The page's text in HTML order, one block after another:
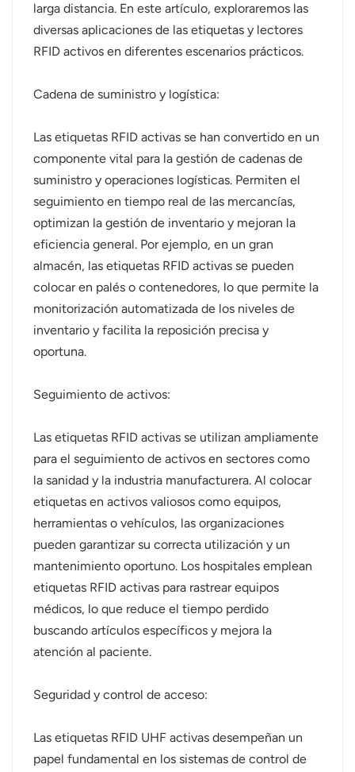
Tiếng Việt
Indonesia
norsk
larga distancia. En este artículo, exploraremos las
diversas aplicaciones de las etiquetas y lectores
RFID activos en diferentes escenarios prácticos.
Cadena de suministro y logística:
Las etiquetas RFID activas se han convertido en un
componente vital para la gestión de cadenas de
suministro y operaciones logísticas. Permiten el
seguimiento en tiempo real de las mercancías,
optimizan la gestión de inventario y mejoran la
eficiencia general. Por ejemplo, en un gran
almacén, las etiquetas RFID activas se pueden
colocar en palés o contenedores, lo que permite la
monitorización automatizada de los niveles de
inventario y facilita la reposición precisa y
oportuna.
Seguimiento de activos:
Las etiquetas RFID activas se utilizan ampliamente
para el seguimiento de activos en sectores como
la sanidad y la industria manufacturera. Al colocar
etiquetas en activos valiosos como equipos,
herramientas o vehículos, las organizaciones
pueden garantizar su correcta utilización y un
mantenimiento oportuno. Los hospitales emplean
etiquetas RFID activas para rastrear equipos
médicos, lo que reduce el tiempo perdido
buscando artículos específicos y mejora la
atención al paciente.
Seguridad y control de acceso:
Las etiquetas RFID UHF activas desempeñan un
papel fundamental en los sistemas de control de